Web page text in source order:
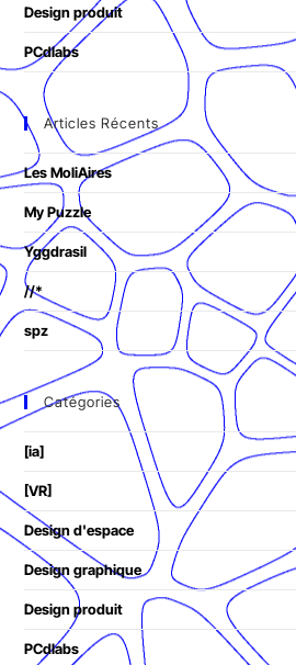
Design produit
PCdlabs
Articles Récents
Les MoliAires
My Puzzle
Yggdrasil
//*
spz
Catégories
[ia]
[VR]
Design d'espace
Design graphique
Design produit
PCdlabs